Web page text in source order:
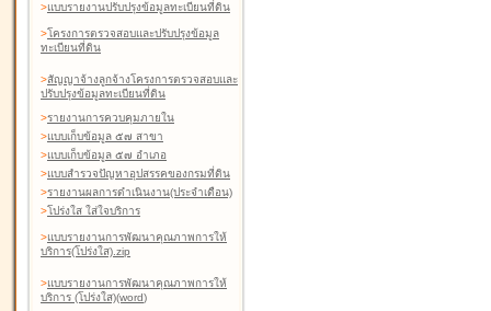
>แบบรายงานปรับปรุงข้อมูลทะเบียนที่ดิน
>โครงการตรวจสอบและปรับปรุงข้อมูล
ทะเบียนที่ดิน
>สัญญาจ้างลูกจ้างโครงการตรวจสอบและ
ปรับปรุงข้อมูลทะเบียนที่ดิน
>รายงานการควบคุมภายใน
>แบบเก็บข้อมูล ๕๗ สาขา
>แบบเก็บข้อมูล ๕๗ อำเภอ
>แบบสำรวจปัญหาอุปสรรคของกรมที่ดิน
>รายงานผลการดำเนินงาน(ประจำเดือน)
>โปร่งใส ใส่ใจบริการ
>แบบรายงานการพัฒนาคุณภาพการให้
บริการ(โปร่งใส).zip
>แบบรายงานการพัฒนาคุณภาพการให้
บริการ (โปร่งใส)(word)